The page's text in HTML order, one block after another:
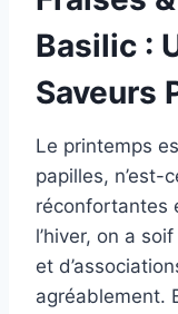
Basilic :
Saveurs
Le printemps
papilles, n’est-
réconfortantes
l’hiver, on a
et
agréablement.